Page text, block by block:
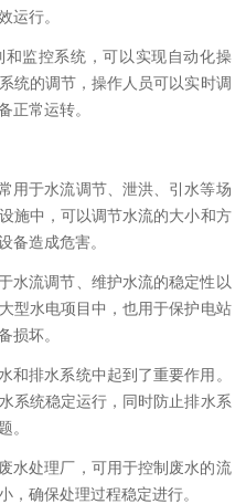
运行。
监控系统，可以实现自动化操
统的调节，操作人员可以实时调
正常运转。
于水流调节、泄洪、引水等场
施中，可以调节水流的大小和方
备造成危害。
流调节、维护水流的稳定性以
型水电项目中，也用于保护电站
损坏。
排水系统中起到了重要作用。
系统稳定运行，同时防止排水系
。
处理厂，可用于控制废水的流
，确保处理过程稳定进行。